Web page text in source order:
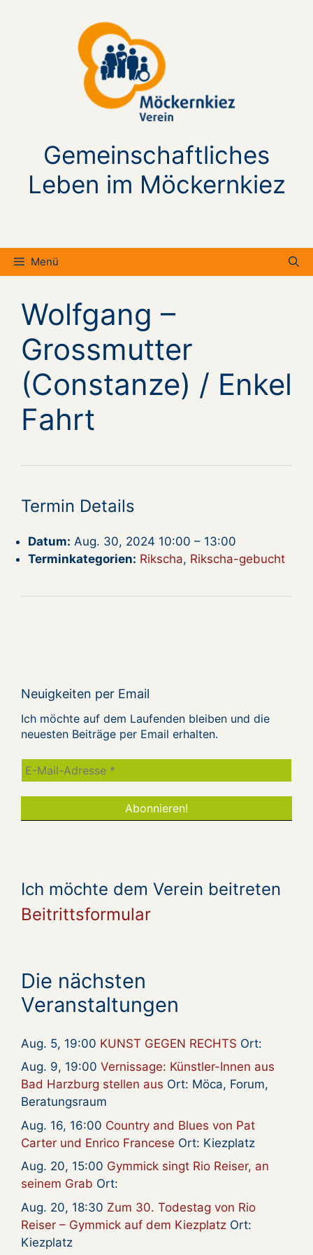
Gemeinschaftliches
Leben im Möckernkiez
Menü
Wolfgang –
Grossmutter
(Constanze) / Enkel
Fahrt
Termin Details
Datum: Aug. 30, 2024 10:00 – 13:00
Terminkategorien: Rikscha, Rikscha-gebucht
Neuigkeiten per Email
Ich möchte auf dem Laufenden bleiben und die
neuesten Beiträge per Email erhalten.
Ich möchte dem Verein beitreten
Beitrittsformular
Die nächsten
Veranstaltungen
Aug. 5, 19:00 KUNST GEGEN RECHTS Ort:
Aug. 9, 19:00 Vernissage: Künstler-Innen aus
Bad Harzburg stellen aus Ort: Möca, Forum,
Beratungsraum
Aug. 16, 16:00 Country and Blues von Pat
Carter und Enrico Francese Ort: Kiezplatz
Aug. 20, 15:00 Gymmick singt Rio Reiser, an
seinem Grab Ort:
Aug. 20, 18:30 Zum 30. Todestag von Rio
Reiser – Gymmick auf dem Kiezplatz Ort:
Kiezplatz